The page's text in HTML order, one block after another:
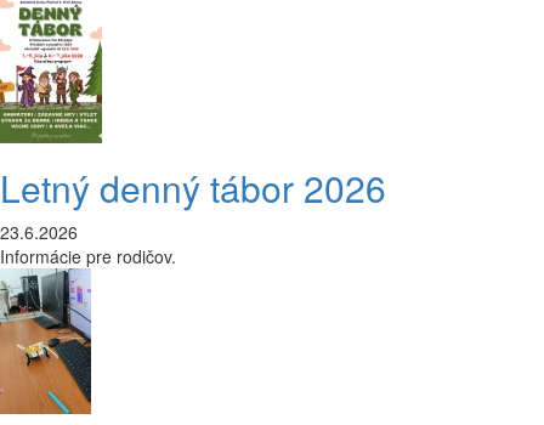
Letný denný tábor 2026
23.6.2026
Informácie pre rodičov.